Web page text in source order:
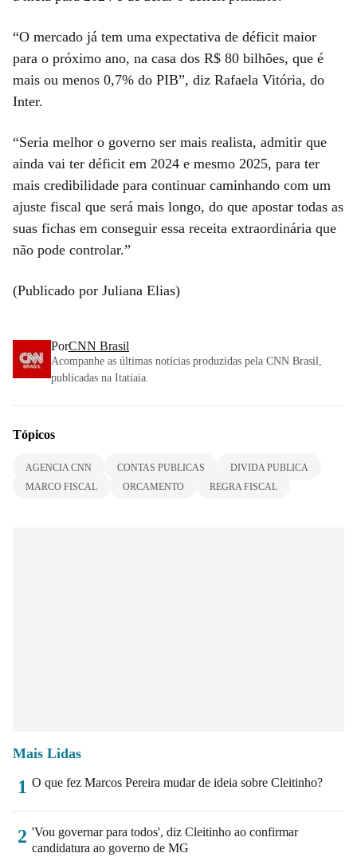
“O mercado já tem uma expectativa de déficit maior
para o próximo ano, na casa dos R$ 80 bilhões, que é
mais ou menos 0,7% do PIB”, diz Rafaela Vitória, do
Inter.
“Seria melhor o governo ser mais realista, admitir que
ainda vai ter déficit em 2024 e mesmo 2025, para ter
mais credibilidade para continuar caminhando com um
ajuste fiscal que será mais longo, do que apostar todas as
suas fichas em conseguir essa receita extraordinária que
não pode controlar.”
(Publicado por Juliana Elias)
PorCNN Brasil
Acompanhe as últimas notícias produzidas pela CNN Brasil,
publicadas na Itatiaia.
Tópicos
AGENCIA CNN CONTAS PUBLICAS
DIVIDA PUBLICA
MARCO FISCAL
ORCAMENTO REGRA FISCAL
Mais Lidas
1 O que fez Marcos Pereira mudar de ideia sobre Cleitinho?
2 'Vou governar para todos', diz Cleitinho ao confirmar
candidatura ao governo de MG